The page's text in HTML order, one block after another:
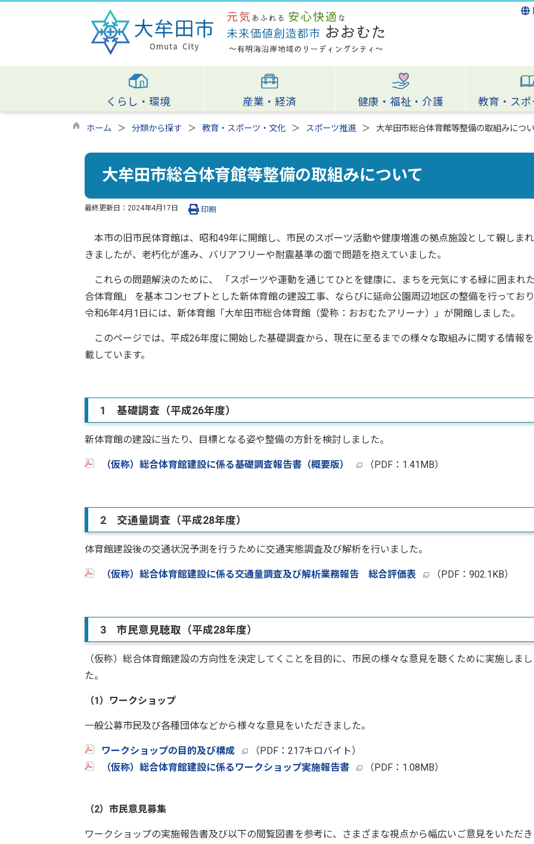
くらし・環境 産業・経済 健康・福祉・介護 教育・ス
ホーム 分類から探す 教育・スポーツ・文化 スポーツ推進 大牟田市総合体育館等整備の取組みにつ
大牟田市総合体育館等整備の取組みについて
最終更新日： 2024年4月17日 印刷
本市の旧市民体育館は、昭和49年に開館し、市民のスポーツ活動や健康増進の拠点施設として親しま
きましたが、老朽化が進み、バリアフリーや耐震基準の面で問題を抱えていました。
これらの問題解決のために、 「スポーツや運動を通じてひとを健康に、まちを元気にする緑に囲まれ
合体育館」 を基本コンセプトとした新体育館の建設工事、ならびに延命公園周辺地区の整備を行ってお
令和6年4月1日には、新体育館「大牟田市総合体育館（愛称：おおむたアリーナ）」が開館しました。
このページでは、平成26年度に開始した基礎調査から、現在に至るまでの様々な取組みに関する情報
載しています。
1 基礎調査（平成26年度）
新体育館の建設に当たり、目標となる姿や整備の方針を検討しました。
（仮称）総合体育館建設に係る基礎調査報告書（概要版） （PDF：1.41MB）
2 交通量調査（平成28年度）
体育館建設後の交通状況予測を行うために交通実態調査及び解析を行いました。
（仮称）総合体育館建設に係る交通量調査及び解析業務報告 総合評価表 （PDF：902.1KB）
3 市民意見聴取（平成28年度）
（仮称）総合体育館建設の方向性を決定してくことを目的に、市民の様々な意見を聴くために実施しまし
た。
（1）ワークショップ
一般公募市民及び各種団体などから様々な意見をいただきました。
ワークショップの目的及び構成
（PDF：217キロバイト）
（仮称）総合体育館建設に係るワークショップ実施報告書
（PDF：1.08MB）
（2）市民意見募集
ワークショップの実施報告書及び以下の閲覧図書を参考に、さまざまな視点から幅広いご意見をいただ